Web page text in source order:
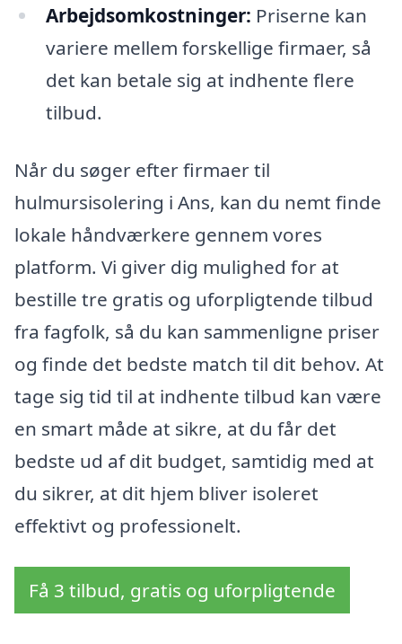
Arbejdsomkostninger: Priserne kan
variere mellem forskellige firmaer, så
det kan betale sig at indhente flere
tilbud.
Når du søger efter firmaer til
hulmursisolering i Ans, kan du nemt finde
lokale håndværkere gennem vores
platform. Vi giver dig mulighed for at
bestille tre gratis og uforpligtende tilbud
fra fagfolk, så du kan sammenligne priser
og finde det bedste match til dit behov. At
tage sig tid til at indhente tilbud kan være
en smart måde at sikre, at du får det
bedste ud af dit budget, samtidig med at
du sikrer, at dit hjem bliver isoleret
effektivt og professionelt.
Få 3 tilbud, gratis og uforpligtende